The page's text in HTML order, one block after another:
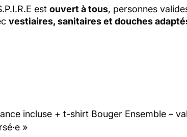
estouvert à tous, personnes
vestiaires, sanitaires et douches
incluse + t-shirt Bouger Ensemble –
»